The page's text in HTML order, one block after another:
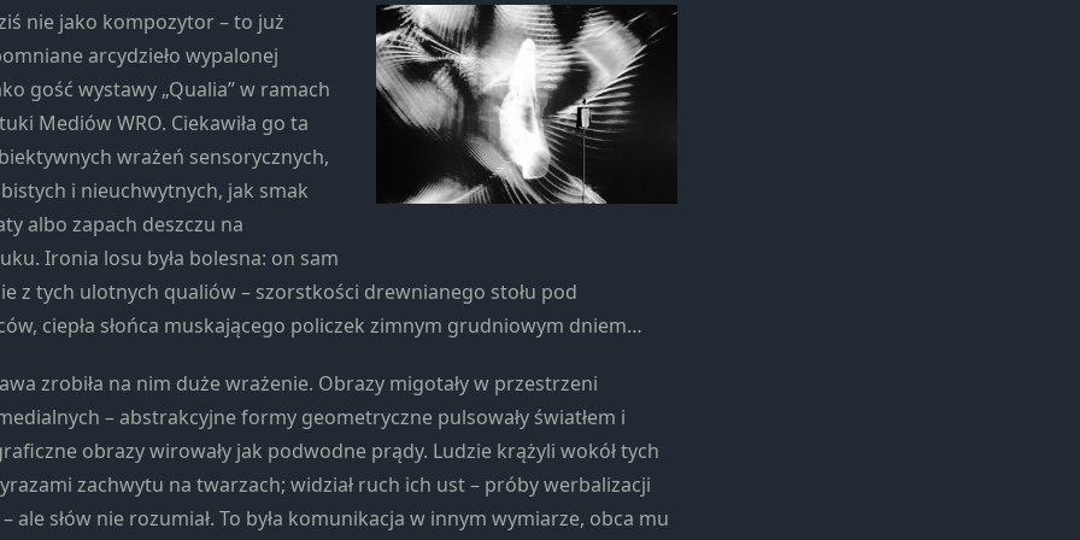
nie jako kompozytor – to już
arcydzieło wypalonej
gość wystawy „Qualia” w ramach
Mediów WRO. Ciekawiła go ta
wrażeń sensorycznych,
i nieuchwytnych, jak smak
albo zapach deszczu na
Ironia losu była bolesna: on sam
z tych ulotnych qualiów – szorstkości drewnianego stołu pod
ciepła słońca muskającego policzek zimnym grudniowym dniem…
zrobiła na nim duże wrażenie. Obrazy migotały w przestrzeni
– abstrakcyjne formy geometryczne pulsowały światłem i
obrazy wirowały jak podwodne prądy. Ludzie krążyli wokół tych
zachwytu na twarzach; widział ruch ich ust – próby werbalizacji
ale słów nie rozumiał. To była komunikacja w innym wymiarze, obca mu
strona jest
używana.
Doświadczenie
Aby nasza
strona
internetowa
najlepiej
podczas
twojego
przejścia na nią.
pliki cookie,
niektóre funkcje
znikną ze strony
internetowej.